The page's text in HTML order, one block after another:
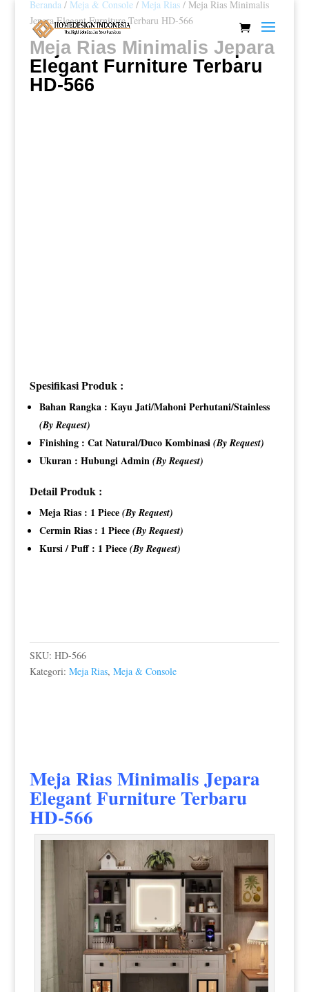
Beranda/ Meja & Console/ Meja Rias/ Meja Rias Minimalis
Jepara Elegant Furniture Terbaru HD-566
Meja Rias Minimalis Jepara
Elegant Furniture Terbaru
HD-566
Spesifikasi Produk :
Bahan Rangka : Kayu Jati/Mahoni Perhutani/Stainless
(By Request)
Finishing : Cat Natural/Duco Kombinasi (By Request)
Ukuran : Hubungi Admin (By Request)
Detail Produk :
Meja Rias : 1 Piece (By Request)
Cermin Rias : 1 Piece (By Request)
Kursi / Puff : 1 Piece (By Request)
SKU: HD-566
Kategori: Meja Rias, Meja & Console
Meja Rias Minimalis Jepara
Elegant Furniture Terbaru
HD-566